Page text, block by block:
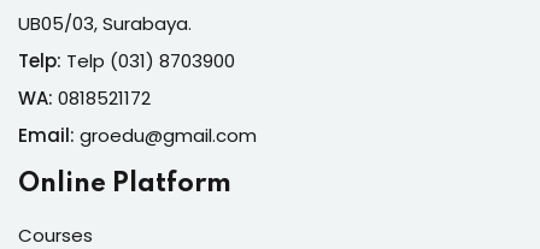
UB05/03, Surabaya.
Telp: Telp (031) 8703900
WA: 0818521172
Email: groedu@gmail.com
Online Platform
Courses